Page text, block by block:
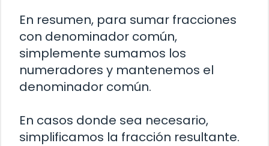
En resumen, para sumar fracciones
con denominador común,
simplemente sumamos los
numeradores y mantenemos el
denominador común.
En casos donde sea necesario,
simplificamos la fracción resultante.